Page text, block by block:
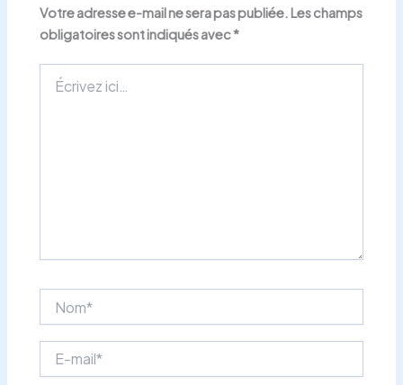
Votre adresse e-mail ne sera pas publiée. Les champs
obligatoires sont indiqués avec*
ici…
mail*